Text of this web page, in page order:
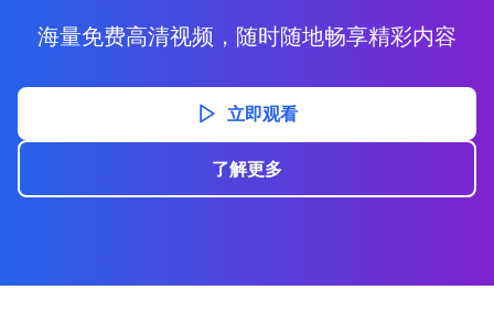
海量免费高清视频，随时随地畅享精彩内容
立即观看
了解更多